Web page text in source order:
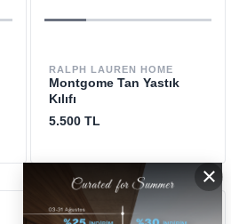
RALPH LAUREN HOME
Montgome Tan Yastık
Kılıfı
5.500 TL
×